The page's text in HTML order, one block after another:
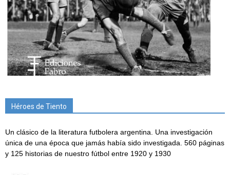
Héroes de Tiento
Un clásico de la literatura futbolera argentina. Una investigación
única de una época que jamás había sido investigada. 560 páginas
y 125 historias de nuestro fútbol entre 1920 y 1930